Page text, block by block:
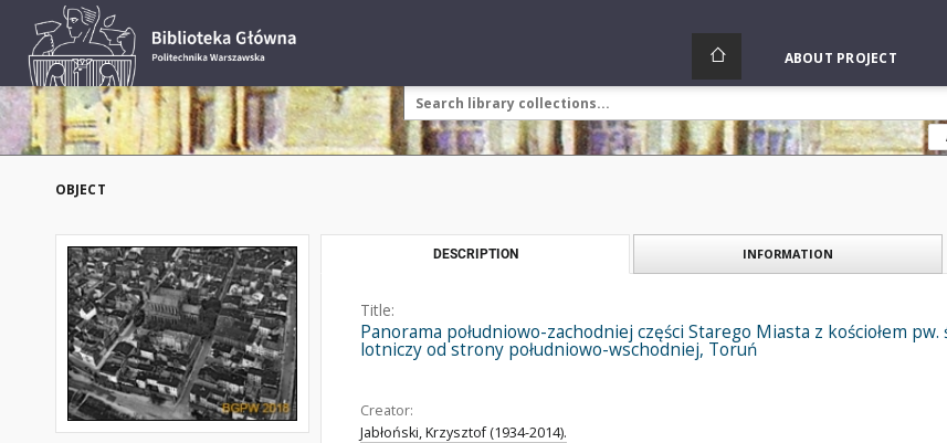
ABOUT PROJECT
OBJECT
DESCRIPTION INFORMATION
Title:
Panorama południowo-zachodniej części Starego Miasta z kościołem
lotniczy od strony południowo-wschodniej, Toruń
Creator:
Jabłoński, Krzysztof (1934-2014).